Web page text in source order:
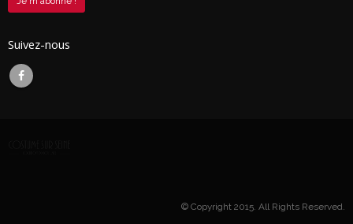
Suivez-nous
© Copyright 2015. All Rights Reserved.